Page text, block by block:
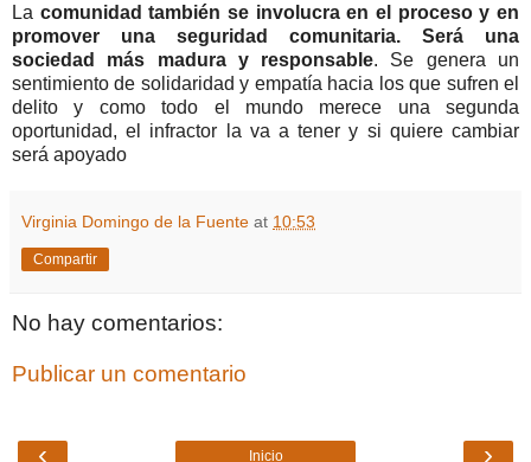
La comunidad también se involucra en el proceso y en
promover una seguridad comunitaria. Será una
sociedad más madura y responsable. Se genera un
sentimiento de solidaridad y empatía hacia los que sufren el
delito y como todo el mundo merece una segunda
oportunidad, el infractor la va a tener y si quiere cambiar
será apoyado
Virginia Domingo de la Fuente at 10:53
Compartir
No hay comentarios:
Publicar un comentario
‹ ›
Inicio